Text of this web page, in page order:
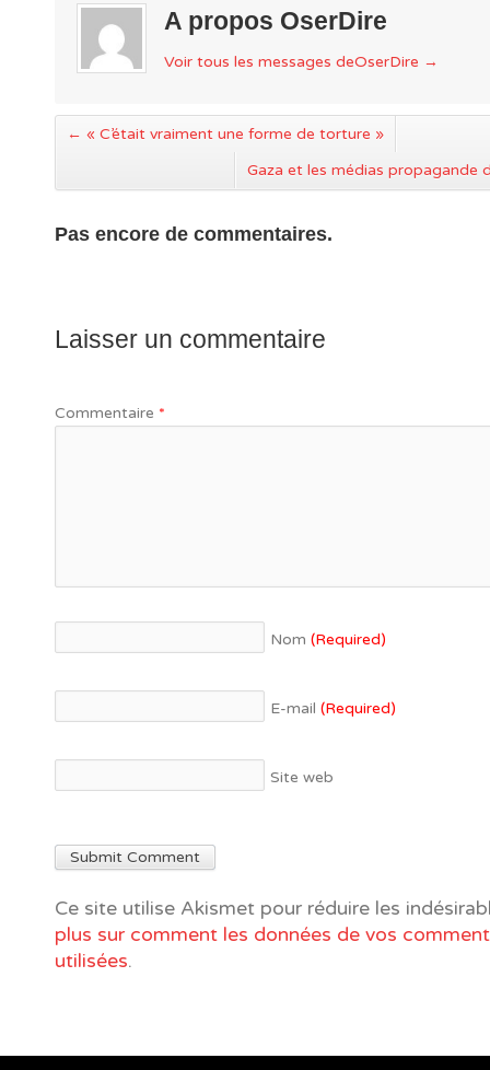
A propos OserDire
Voir tous les messages deOserDire →
← « C’était vraiment une forme de torture »
Gaza et les médias propagande
Pas encore de commentaires.
Laisser un commentaire
Commentaire *
Nom (Required)
E-mail (Required)
Site web
Ce site utilise Akismet pour réduire les
plus sur comment les données de vos
utilisées.